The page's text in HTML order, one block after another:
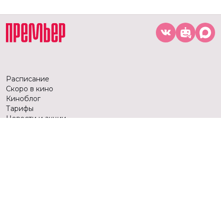
Расписание
Скоро в кино
Киноблог
Тарифы
Новости и акции